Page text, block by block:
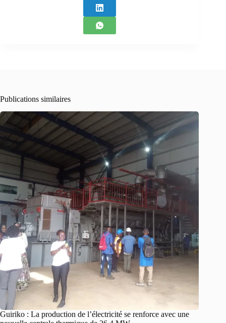
Publications similaires
Guiriko : La production de l’électricité se renforce avec une